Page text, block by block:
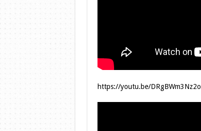
https://youtu.be/DRgBWm3Nz2o